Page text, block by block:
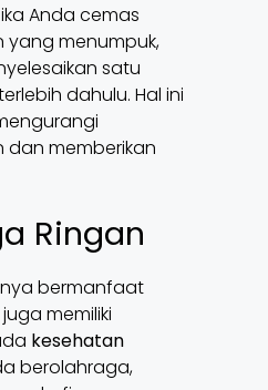
Anda cemas
menumpuk,
satu
dahulu. Hal ini
dan memberikan
Ringan
bermanfaat
memiliki
kesehatan
berolahraga,